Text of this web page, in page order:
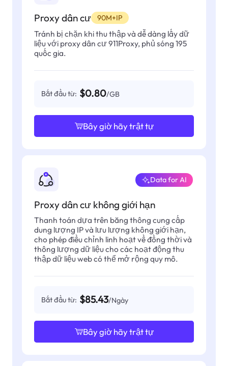
Proxy dân cư 90M+IP
Tránh bị chặn khi thu thập và dễ dàng lấy dữ
liệu với proxy dân cư 911Proxy, phủ sóng 195
quốc gia.
Bắt đầu từ: $0.80/GB
Bây giờ hãy trật tự
Proxy dân cư không giới hạn
Data for AI
Thanh toán dựa trên băng thông cung cấp
dung lượng IP và lưu lượng không giới hạn,
cho phép điều chỉnh linh hoạt về đồng thời và
thông lượng dữ liệu cho các hoạt động thu
thập dữ liệu web có thể mở rộng quy mô.
Bắt đầu từ: $85.43/Ngày
Bây giờ hãy trật tự